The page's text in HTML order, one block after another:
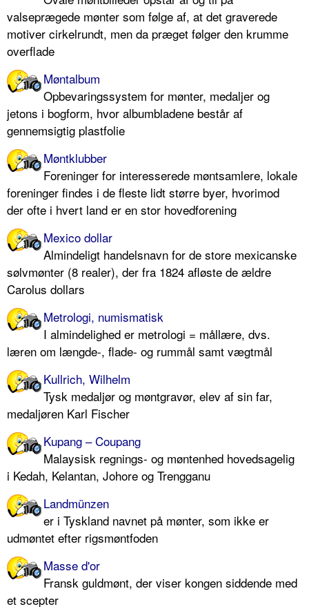
valseprægede mønter som følge af, at det graverede
motiver cirkelrundt, men da præget følger den krumme
overflade
Møntalbum
Opbevaringssystem for mønter, medaljer og
jetons i bogform, hvor albumbladene består af
gennemsigtig plastfolie
Møntklubber
Foreninger for interesserede møntsamlere, lokale
foreninger findes i de fleste lidt større byer, hvorimod
der ofte i hvert land er en stor hovedforening
Mexico dollar
Almindeligt handelsnavn for de store mexicanske
sølvmønter (8 realer), der fra 1824 afløste de ældre
Carolus dollars
Metrologi, numismatisk
I almindelighed er metrologi = mållære, dvs.
læren om længde-, flade- og rummål samt vægtmål
Kullrich, Wilhelm
Tysk medaljør og møntgravør, elev af sin far,
medaljøren Karl Fischer
Kupang – Coupang
Malaysisk regnings- og møntenhed hovedsagelig
i Kedah, Kelantan, Johore og Trengganu
Landmünzen
er i Tyskland navnet på mønter, som ikke er
udmøntet efter rigsmøntfoden
Masse d'or
Fransk guldmønt, der viser kongen siddende med
et scepter